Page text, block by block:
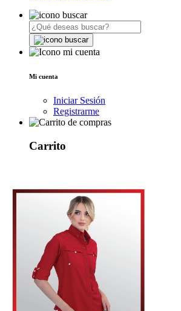
Mi cuenta
Iniciar Sesión
Registrarme
Carrito